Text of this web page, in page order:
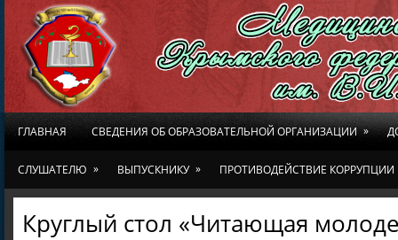
ГЛАВНАЯ СВЕДЕНИЯ ОБ ОБРАЗОВАТЕЛЬНОЙ ОРГАНИЗАЦИИ »
СЛУШАТЕЛЮ » ВЫПУСКНИКУ » ПРОТИВОДЕЙСТВИЕ КОРРУПЦИИ
Круглый стол «Читающая